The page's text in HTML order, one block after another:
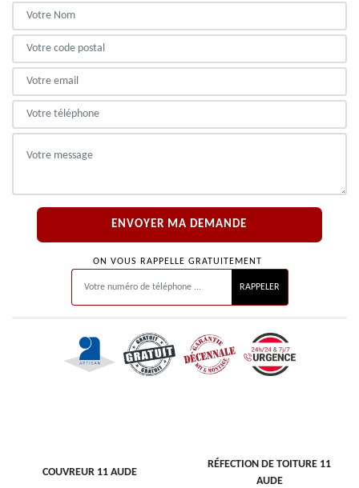
ON VOUS RAPPELLE GRATUITEMENT
COUVREUR 11 AUDE
RÉFECTION DE TOITURE 11
AUDE